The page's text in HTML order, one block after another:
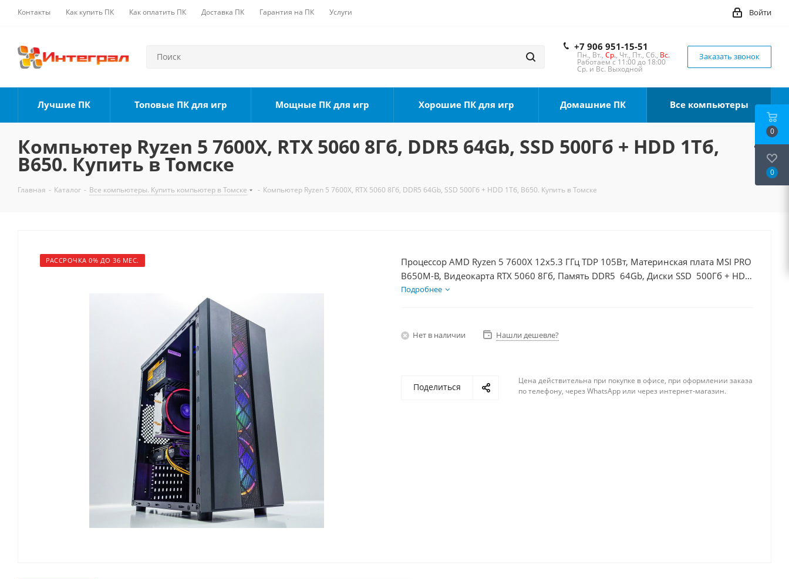
Контакты Как купить ПК Как оплатить ПК Доставка ПК Гарантия на ПК Услуги Войти
+7 906 951-15-51
Пн., Вт., Ср., Чт., Пт., Сб., Вс.
Работаем с 11:00 до 18:00
Ср. и Вс. Выходной
Заказать звонок
Лучшие ПК Топовые ПК для игр Мощные ПК для игр Хорошие ПК для игр Домашние ПК Все компьютеры
Компьютер Ryzen 5 7600X, RTX 5060 8Гб, DDR5 64Gb, SSD 500Гб + HDD 1Тб,
B650. Купить в Томске
Главная - Каталог - Все компьютеры. Купить компьютер в Томске - Компьютер Ryzen 5 7600X, RTX 5060 8Гб, DDR5 64Gb, SSD 500Гб + HDD 1Тб, B650. Купить в Томске
РАССРОЧКА 0% ДО 36 МЕС.
Процессор AMD Ryzen 5 7600X 12x5.3 ГГц TDP 105Вт, Материнская плата MSI PRO
B650M-B, Видеокарта RTX 5060 8Гб, Память DDR5 64Gb, Диски SSD 500Гб + HDD
1Тб, БП 600Вт
Подробнее
Нет в наличии Нашли дешевле?
Поделиться
Цена действительна при покупке в офисе, при оформлении заказа
по телефону, через WhatsApp или через интернет-магазин.
0
0